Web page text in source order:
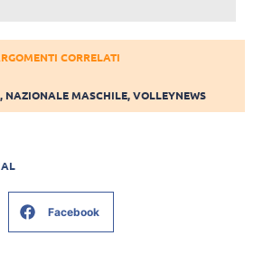
CORRELATI
, NAZIONALE MASCHILE,VOLLEYNEWS
Facebook